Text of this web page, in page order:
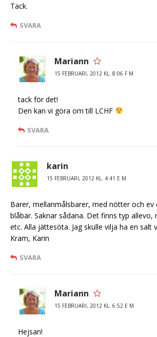
Tack.
SVARA
Mariann
15 FEBRUARI, 2012 KL. 8:06 F M
tack för det!
Den kan vi göra om till LCHF
SVARA
karin
15 FEBRUARI, 2012 KL. 4:41 E M
Barer, mellanmålsbarer, med nötter och ev
blåbär. Saknar sådana. Det finns typ allevo,
etc. Alla jättesöta. Jag skulle vilja ha en salt
Kram, Karin
SVARA
Mariann
15 FEBRUARI, 2012 KL. 6:52 E M
Hejsan!